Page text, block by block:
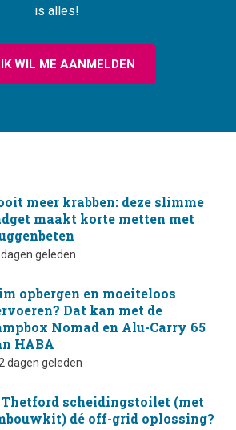
is alles!
WIL ME AANMELDEN
meer krabben: deze slimme
maakt korte metten met
geleden
opbergen en moeiteloos
Dat kan met de
Nomad en Alu-Carry 65
HABA
dagen geleden
scheidingstoilet (met
dé off-grid oplossing?